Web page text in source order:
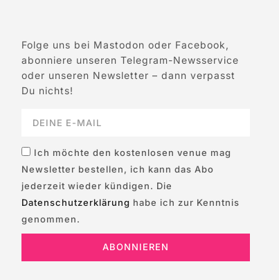
Folge uns bei Mastodon oder Facebook,
abonniere unseren Telegram-Newsservice
oder unseren Newsletter – dann verpasst
Du nichts!
Ich möchte den kostenlosen venue mag
Newsletter bestellen, ich kann das Abo
jederzeit wieder kündigen. Die
Datenschutzerklärung habe ich zur Kenntnis
genommen.
ABONNIEREN